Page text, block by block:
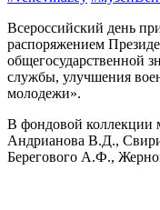
Всероссийский день
распоряжением
общегосударственной
службы, улучшения
молодежи».
В фондовой коллекции
Андрианова В.Д.,
Берегового А.Ф.,